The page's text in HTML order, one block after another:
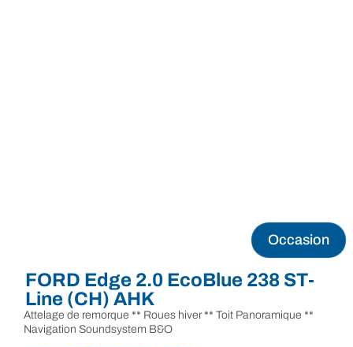
Occasion
FORD Edge 2.0 EcoBlue 238 ST-
Line (CH) AHK
Attelage de remorque ** Roues hiver ** Toit Panoramique **
Navigation Soundsystem B&O